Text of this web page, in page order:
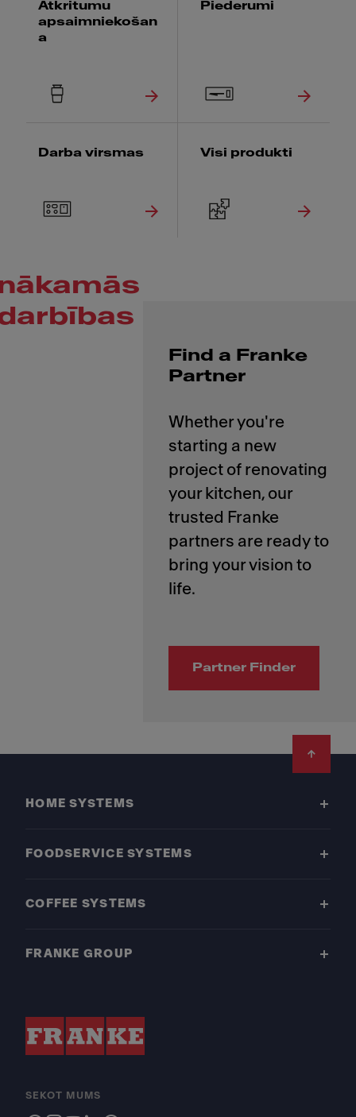
Atkritumu
apsaimniekošan
a
Piederumi
Darba virsmas Visi produkti
Find a Franke
Partner
Whether you're
starting a new
project of renovating
your kitchen, our
trusted Franke
partners are ready to
bring your vision to
Partner Finder
HOME SYSTEMS
FOODSERVICE SYSTEMS
COFFEE SYSTEMS
FRANKE GROUP
SEKOT MUMS